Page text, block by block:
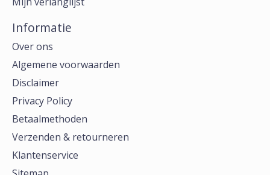
Informatie
Over ons
Algemene voorwaarden
Disclaimer
Privacy Policy
Betaalmethoden
Verzenden & retourneren
Klantenservice